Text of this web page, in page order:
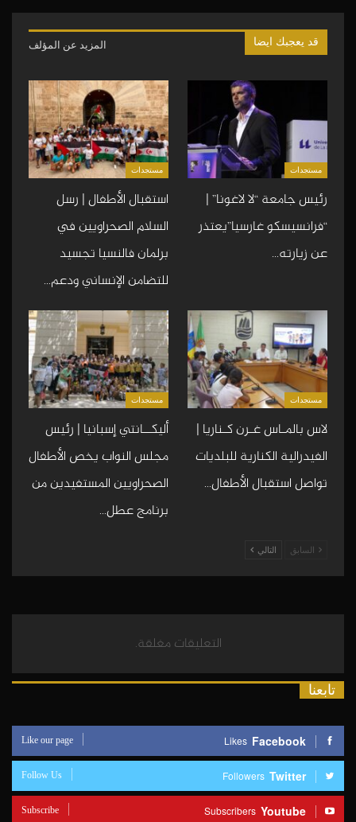
قد يعجبك ايضا المزيد عن المؤلف
مستجدات
رئيس جامعة “لا لاغونا” |
“فرانسيسكو غارسيا”يعتذر
عن زيارته…
مستجدات
استقبال الأطفال | رسل
السلام الصحراويين في
برلمان فالنسيا تجسيد
للتضامن الإنساني ودعم…
مستجدات
لاس بالمـاس غـرن كـناريا |
الفيدرالية الكنارية للبلديات
تواصل استقبال الأطفال…
مستجدات
أليكــانتي إسبانيا | رئيس
مجلس النواب يخص الأطفال
الصحراويين المستفيدين من
برنامج عطل…
السابق التالي
التعليقات مغلقة.
تابعنا
Facebook
Likes
Like our page
Twitter
Followers
Follow Us
Youtube
Subscribers
Subscribe